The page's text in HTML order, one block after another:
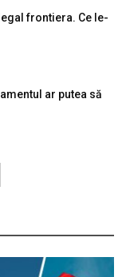
frontiera. Ce le-
ar putea să